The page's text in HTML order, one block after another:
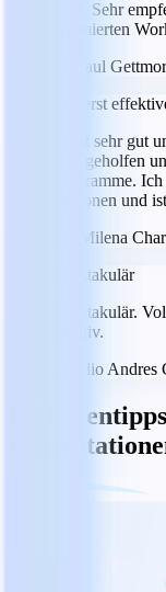
Mac. Sehr
optimierten
Paul
Äußerst
Es ist sehr gut
sehr geholfen
Programme.
Optionen und
Milena
Spektakulär
Spektakulär.
intuitiv.
Julio Andres